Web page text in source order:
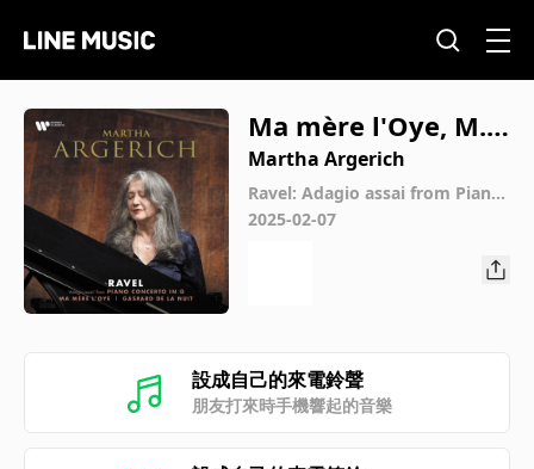
Ma mère l'Oye, M. 6
0: IV. Les entretiens
de la Belle et de la
Bête (Version for Pi
ano 4-Hands) [Live]
Martha Argerich
Ravel: Adagio assai from Piano
Concerto in G, Ma mère l'Oye &
2025-02-07
設成自己的來電鈴聲
朋友打來時手機響起的音樂